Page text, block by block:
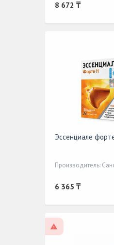
8 672 ₸
Эссенциале
Производитель:
6 365 ₸